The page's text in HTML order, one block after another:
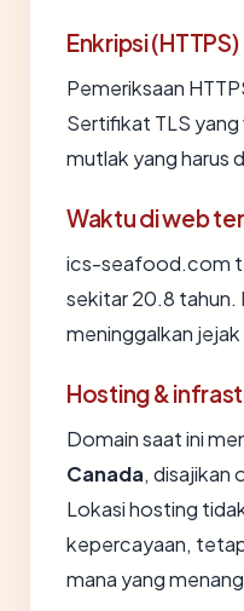
Enkripsi (HTTPS)
Pemeriksaan
Sertifikat TLS yang
mutlak yang harus
Waktu di web
ics-seafood.com
sekitar 20.8 tahun.
meninggalkan
Hosting &
Domain saat ini
Canada, disajikan
Lokasi hosting
kepercayaan,
mana yang